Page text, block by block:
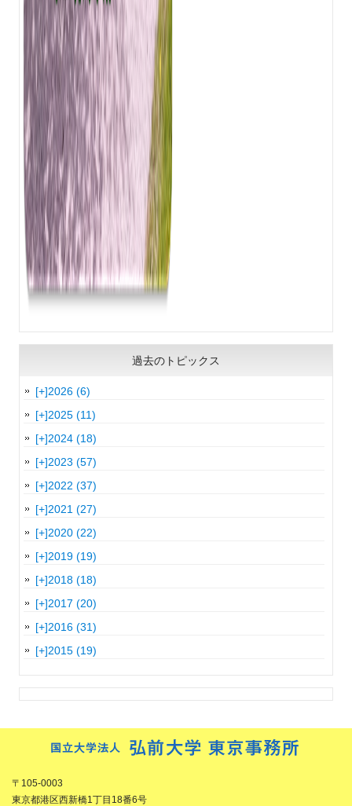
過去のトピックス
[+]2026 (6)
[+]2025 (11)
[+]2024 (18)
[+]2023 (57)
[+]2022 (37)
[+]2021 (27)
[+]2020 (22)
[+]2019 (19)
[+]2018 (18)
[+]2017 (20)
[+]2016 (31)
[+]2015 (19)
〒105-0003
東京都港区西新橋1丁目18番6号